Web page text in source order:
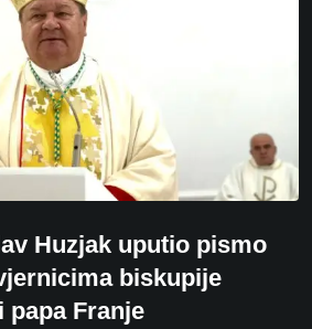
Huzjak uputio pismo
biskupije
Franje